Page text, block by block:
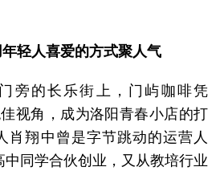
轻人喜爱的方式聚人气
旁的长乐街上，门屿咖啡凭
视角，成为洛阳青春小店的打
肖翔中曾是字节跳动的运营人
中同学合伙创业，又从教培行业